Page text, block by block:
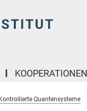
Kontrollierte Quantensysteme